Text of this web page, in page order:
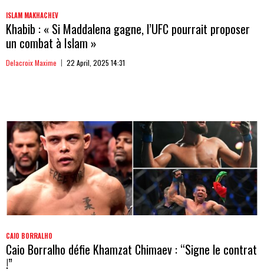
ISLAM MAKHACHEV
Khabib : « Si Maddalena gagne, l’UFC pourrait proposer
un combat à Islam »
Delacroix Maxime 22 April, 2025 14:31
CAIO BORRALHO
Caio Borralho défie Khamzat Chimaev : “Signe le contrat
!”